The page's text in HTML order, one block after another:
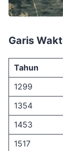
Garis
Tahun
1299
1354
1453
1517